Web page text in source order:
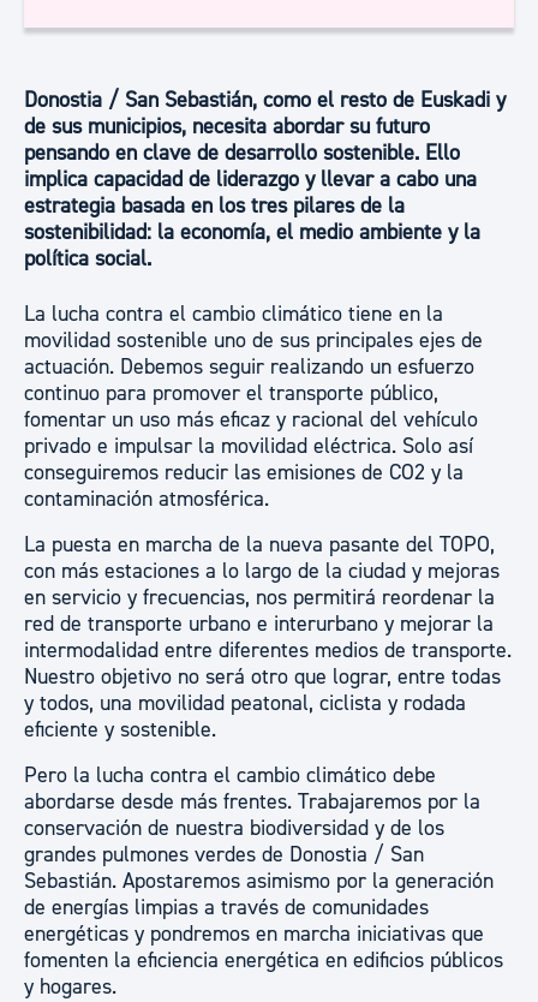
Donostia / San Sebastián, como el resto de Euskadi y
de sus municipios, necesita abordar su futuro
pensando en clave de desarrollo sostenible. Ello
implica capacidad de liderazgo y llevar a cabo una
estrategia basada en los tres pilares de la
sostenibilidad: la economía, el medio ambiente y la
política social.
La lucha contra el cambio climático tiene en la
movilidad sostenible uno de sus principales ejes de
actuación. Debemos seguir realizando un esfuerzo
continuo para promover el transporte público,
fomentar un uso más eficaz y racional del vehículo
privado e impulsar la movilidad eléctrica. Solo así
conseguiremos reducir las emisiones de CO2 y la
contaminación atmosférica.
La puesta en marcha de la nueva pasante del TOPO,
con más estaciones a lo largo de la ciudad y mejoras
en servicio y frecuencias, nos permitirá reordenar la
red de transporte urbano e interurbano y mejorar la
intermodalidad entre diferentes medios de transporte.
Nuestro objetivo no será otro que lograr, entre todas
y todos, una movilidad peatonal, ciclista y rodada
eficiente y sostenible.
Pero la lucha contra el cambio climático debe
abordarse desde más frentes. Trabajaremos por la
conservación de nuestra biodiversidad y de los
grandes pulmones verdes de Donostia / San
Sebastián. Apostaremos asimismo por la generación
de energías limpias a través de comunidades
energéticas y pondremos en marcha iniciativas que
fomenten la eficiencia energética en edificios públicos
y hogares.